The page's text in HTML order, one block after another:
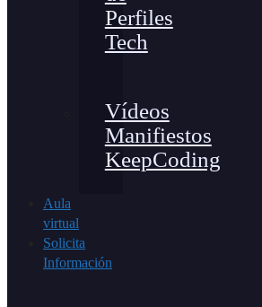
Perfiles
Tech
Vídeos
Manifiestos
KeepCoding
Aula
virtual
Solicita
Información